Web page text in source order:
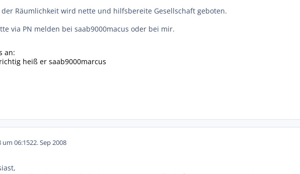
der Räumlichkeit wird nette und hilfsbereite Gesellschaft geboten.
via PN melden bei saab9000macus oder bei mir.
an:
richtig heiß er saab9000marcus
um 06:1522. Sep 2008